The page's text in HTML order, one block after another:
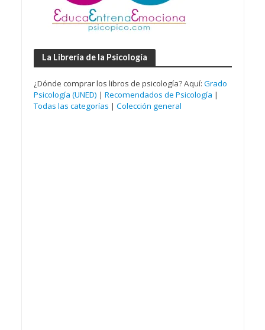
La Librería de la Psicología
¿Dónde comprar los libros de psicología? Aquí: Grado
Psicología (UNED) | Recomendados de Psicología |
Todas las categorías | Colección general